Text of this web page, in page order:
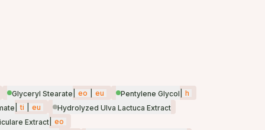
Glyceryl Stearate eo eu Pentylene Glycol
h
ti eu
Hydrolyzed Ulva Lactuca Extract
Extract eo